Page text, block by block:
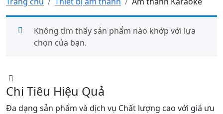
Không tìm thấy sản phẩm nào khớp với lựa
chọn của bạn.
Chi Tiêu Hiệu Quả
Đa dạng sản phẩm và dịch vụ Chất lượng cao với giá ưu